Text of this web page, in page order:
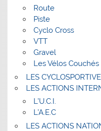
Route
Piste
Cyclo Cross
VTT
Gravel
Les Vélos Couchés
LES
LES ACTIONS
L’U.C.I.
L’A.E.C
LES ACTIONS